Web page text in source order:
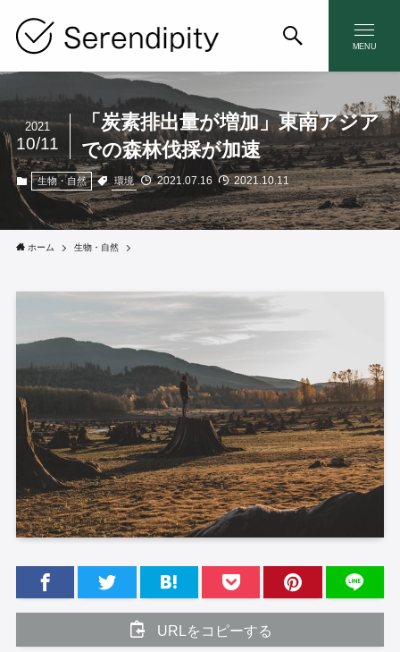
MENU
「炭素排出量が増加」東南アジア
での森林伐採が加速
2021
10/11
生物・自然 環境 2021.07.16 2021.10.11
ホーム 生物・自然
URLをコピーする